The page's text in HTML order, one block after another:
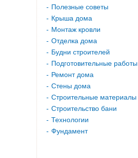
Полезные советы
Крыша дома
Монтаж кровли
Отделка дома
Будни строителей
Подготовительные работы
Ремонт дома
Стены дома
Строительные материалы
Строительство бани
Технологии
Фундамент